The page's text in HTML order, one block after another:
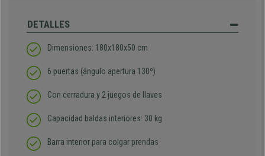
DETALLES
Dimensiones: 180x180x50 cm
6 puertas (ángulo apertura 130º)
Con cerradura y 2 juegos de llaves
Capacidad baldas interiores: 30 kg
Barra interior para colgar prendas